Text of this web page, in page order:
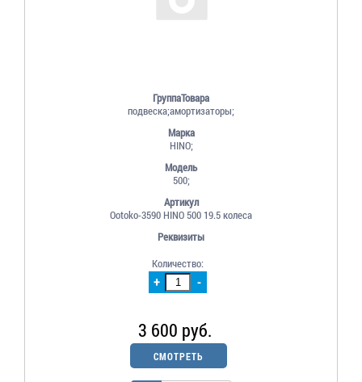
ГруппаТовара
подвеска;амортизаторы;
Марка
HINO;
Модель
500;
Артикул
Ootoko-3590 HINO 500 19.5 колеса
Реквизиты
+ -
Количество:
3 600 руб.
СМОТРЕТЬ